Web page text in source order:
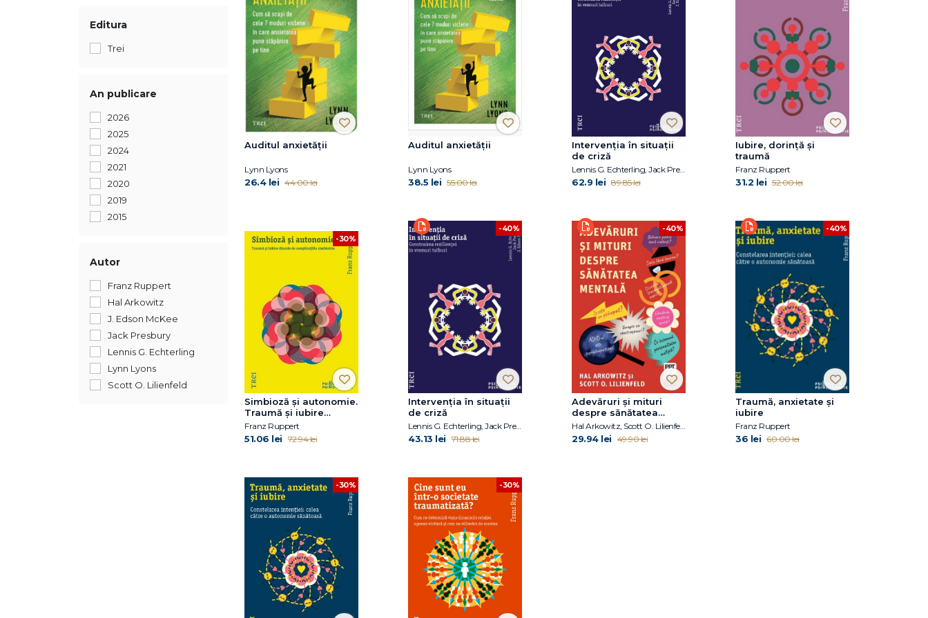
Editura
Trei
An publicare
2026
2025
2024
2021
2020
2019
2015
Autor
Franz Ruppert
Hal Arkowitz
J. Edson McKee
Jack Presbury
Lennis G. Echterling
Lynn Lyons
Scott O. Lilienfeld
Auditul anxietății
Lynn Lyons
26.4 lei 44.00 lei
Auditul anxietății
Lynn Lyons
38.5 lei 55.00 lei
Intervenția în situații
de criză
Lennis G. Echterling, Jack Presbury , J. Edson McKee
62.9 lei 89.85 lei
Iubire, dorință și
traumă
Franz Ruppert
31.2 lei 52.00 lei
-30%
Simbioză şi autonomie.
Traumă şi iubire
dincolo de
complicaţiile
simbiotice
Franz Ruppert
51.06 lei 72.94 lei
-40%
Intervenția în situații
de criză
Lennis G. Echterling, Jack Presbury , J. Edson McKee
43.13 lei 71.88 lei
-40%
Adevăruri și mituri
despre sănătatea
mentală
Hal Arkowitz, Scott O. Lilienfeld
29.94 lei 49.90 lei
-40%
Traumă, anxietate și
iubire
Franz Ruppert
36 lei 60.00 lei
-30% -30%